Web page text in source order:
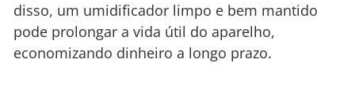
disso, um umidificador limpo e bem mantido
pode prolongar a vida útil do aparelho,
economizando dinheiro a longo prazo.